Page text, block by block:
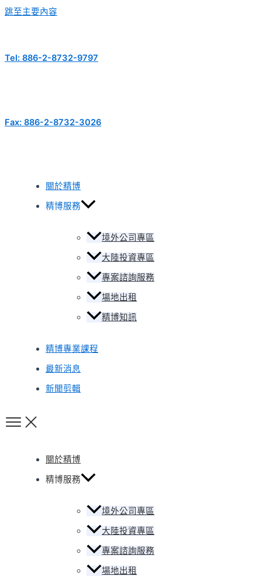
跳至主要內容
Tel: 886-2-8732-9797
Fax: 886-2-8732-3026
關於精博
精博服務
境外公司專區
大陸投資專區
專案諮詢服務
場地出租
精博知訊
精博專業課程
最新消息
新聞剪輯
關於精博
精博服務
境外公司專區
大陸投資專區
專案諮詢服務
場地出租